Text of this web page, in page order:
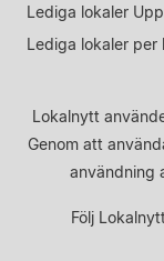
Lediga lokaler
Lediga lokaler per
Lokalnytt
Genom att
användning
Följ